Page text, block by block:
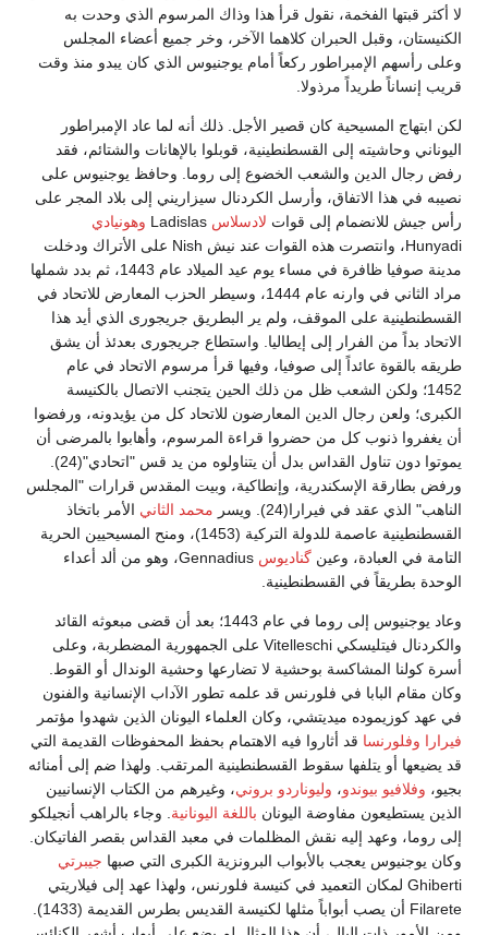
لا أكثر قبتها الفخمة، نقول قرأ هذا وذاك المرسوم الذي وحدت به
الكنيستان، وقبل الحبران كلاهما الآخر، وخر جميع أعضاء المجلس
وعلى رأسهم الإمبراطور ركعاً أمام يوجنيوس الذي كان يبدو منذ وقت
قريب إنساناً طريداً مرذولا.
لكن ابتهاج المسيحية كان قصير الأجل. ذلك أنه لما عاد الإمبراطور
اليوناني وحاشيته إلى القسطنطينية، قوبلوا بالإهانات والشتائم، فقد
رفض رجال الدين والشعب الخضوع إلى روما. وحافظ يوجنيوس على
نصيبه في هذا الاتفاق، وأرسل الكردنال سيزاريني إلى بلاد المجر على
رأس جيش للانضمام إلى قوات لادسلاس
وهونيادي
Hunyadi، وانتصرت هذه القوات عند نيش Nish على الأتراك ودخلت
مدينة صوفيا ظافرة في مساء يوم عيد الميلاد عام 1443، ثم بدد شملها
مراد الثاني في وارنه عام 1444، وسيطر الحزب المعارض للاتحاد في
القسطنطينية على الموقف، ولم ير البطريق جريجورى الذي أيد هذا
الاتحاد بداً من الفرار إلى إيطاليا. واستطاع جريجورى بعدئذ أن يشق
طريقه بالقوة عائداً إلى صوفيا، وفيها قرأ مرسوم الاتحاد في عام
1452؛ ولكن الشعب ظل من ذلك الحين يتجنب الاتصال بالكنيسة
الكبرى؛ ولعن رجال الدين المعارضون للاتحاد كل من يؤيدونه، ورفضوا
أن يغفروا ذنوب كل من حضروا قراءة المرسوم، وأهابوا بالمرضى أن
يموتوا دون تناول القداس بدل أن يتناولوه من يد قس "اتحادي"(24).
ورفض بطارقة الإسكندرية، وإنطاكية، وبيت المقدس قرارات "المجلس
الناهب" الذي عقد في فيرارا(24). ويسر
محمد الثاني الأمر باتخاذ
القسطنطينية عاصمة للدولة التركية (1453)، ومنح المسيحيين الحرية
التامة في العبادة، وعين گناديوس
Gennadius، وهو من ألد أعداء
الوحدة بطريقاً في القسطنطينية.
وعاد يوجنيوس إلى روما في عام 1443؛ بعد أن قضى مبعوثه القائد
والكردنال فيتليسكي Vitelleschi على الجمهورية المضطربة، وعلى
أسرة كولنا المشاكسة بوحشية لا تضارعها وحشية الوندال أو القوط.
وكان مقام البابا في فلورنس قد علمه تطور الآداب الإنسانية والفنون
في عهد كوزيموده ميديتشي، وكان العلماء اليونان الذين شهدوا مؤتمر
فيرارا وفلورنسا قد أثاروا فيه الاهتمام بحفظ المحفوظات القديمة التي
قد يضيعها أو يتلفها سقوط القسطنطينية المرتقب. ولهذا ضم إلى أمنائه
بجيو، وفلافيو بيوندو، وليوناردو بروني، وغيرهم من الكتاب الإنسانيين
الذين يستطيعون مفاوضة اليونان باللغة اليونانية . وجاء بالراهب أنجيلكو
إلى روما، وعهد إليه نقش المظلمات في معبد القداس بقصر الفاتيكان.
وكان يوجنيوس يعجب بالأبواب البرونزية الكبرى التي صبها جيبرتي
Ghiberti لمكان التعميد في كنيسة فلورنس، ولهذا عهد إلى فيلاريتي
Filarete أن يصب أبواباً مثلها لكنيسة القديس بطرس القديمة (1433).